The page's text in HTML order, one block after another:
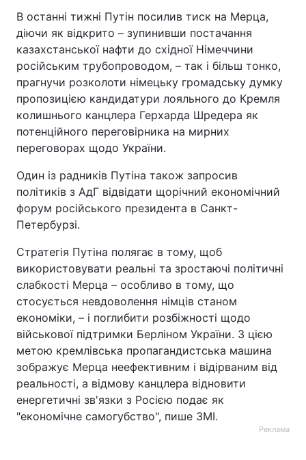
В останні тижні Путін посилив тиск на Мерца,
діючи як відкрито – зупинивши постачання
казахстанської нафти до східної Німеччини
російським трубопроводом, – так і більш тонко,
прагнучи розколоти німецьку громадську думку
пропозицією кандидатури лояльного до Кремля
колишнього канцлера Герхарда Шредера як
потенційного переговірника на мирних
переговорах щодо України.
Один із радників Путіна також запросив
політиків з АдГ відвідати щорічний економічний
форум російського президента в Санкт-
Петербурзі.
Стратегія Путіна полягає в тому, щоб
використовувати реальні та зростаючі політичні
слабкості Мерца – особливо в тому, що
стосується невдоволення німців станом
економіки, – і поглибити розбіжності щодо
військової підтримки Берліном України. З цією
метою кремлівська пропагандистська машина
зображує Мерца неефективним і відірваним від
реальності, а відмову канцлера відновити
енергетичні зв'язки з Росією подає як
"економічне самогубство", пише ЗМІ.
Реклама